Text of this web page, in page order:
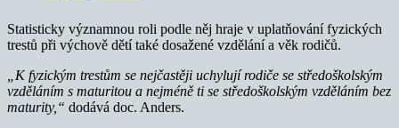
Statisticky významnou roli podle něj hraje v uplatňování fyzických
trestů při výchově dětí také dosažené vzdělání a věk rodičů.
„K fyzickým trestům se nejčastěji uchylují rodiče se středoškolským
vzděláním s maturitou a nejméně ti se středoškolským vzděláním bez
maturity,“ dodává doc. Anders.